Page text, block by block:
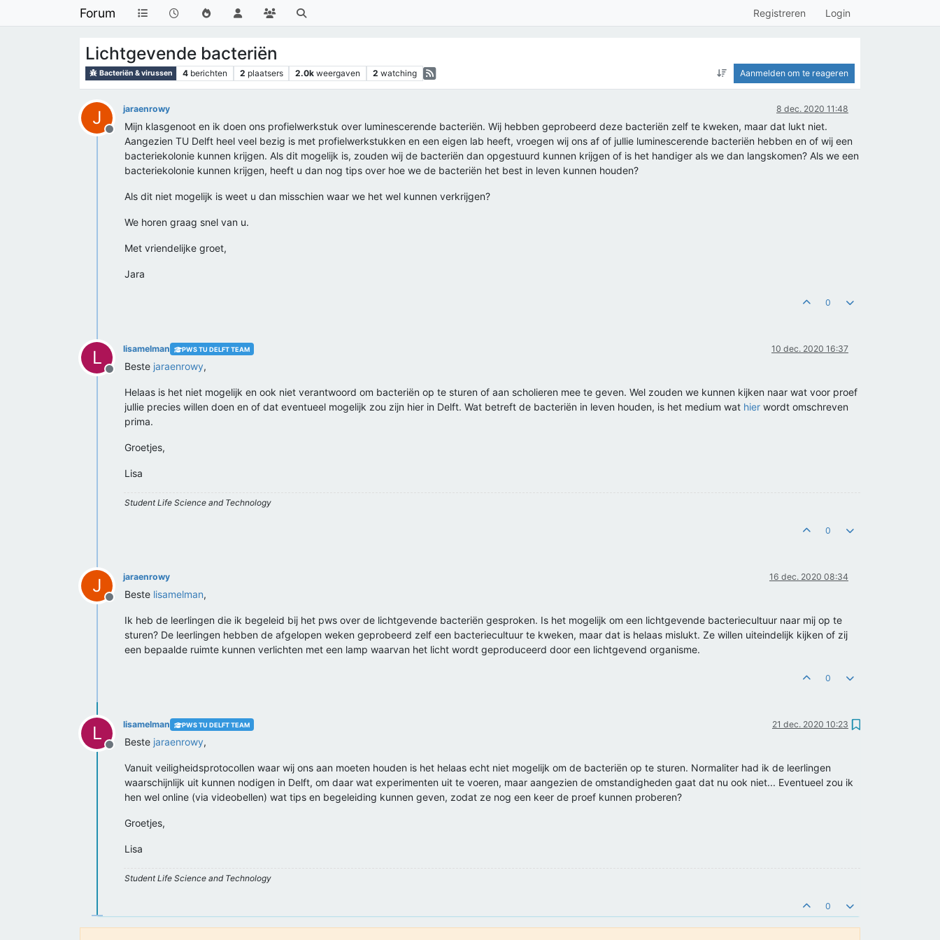
Forum Registreren Login
Lichtgevende bacteriën
Bacteriën & virussen 4 berichten 2 plaatsers 2.0k weergaven 2 watching Aanmelden om te reageren
J
Offline
jaraenrowy 8 dec. 2020 11:48
Mijn klasgenoot en ik doen ons profielwerkstuk over luminescerende bacteriën. Wij hebben geprobeerd deze bacteriën zelf te kweken, maar dat lukt niet.
Aangezien TU Delft heel veel bezig is met profielwerkstukken en een eigen lab heeft, vroegen wij ons af of jullie luminescerende bacteriën hebben en of wij een
bacteriekolonie kunnen krijgen. Als dit mogelijk is, zouden wij de bacteriën dan opgestuurd kunnen krijgen of is het handiger als we dan langskomen? Als we een
bacteriekolonie kunnen krijgen, heeft u dan nog tips over hoe we de bacteriën het best in leven kunnen houden?
Als dit niet mogelijk is weet u dan misschien waar we het wel kunnen verkrijgen?
We horen graag snel van u.
Met vriendelijke groet,
Jara
0
L
Offline
lisamelman PWS TU DELFT TEAM 10 dec. 2020 16:37
Beste jaraenrowy,
Helaas is het niet mogelijk en ook niet verantwoord om bacteriën op te sturen of aan scholieren mee te geven. Wel zouden we kunnen kijken naar wat voor proef
jullie precies willen doen en of dat eventueel mogelijk zou zijn hier in Delft. Wat betreft de bacteriën in leven houden, is het medium wat hier wordt omschreven
prima.
Groetjes,
Lisa
Student Life Science and Technology
0
J
Offline
jaraenrowy 16 dec. 2020 08:34
Beste lisamelman,
Ik heb de leerlingen die ik begeleid bij het pws over de lichtgevende bacteriën gesproken. Is het mogelijk om een lichtgevende bacteriecultuur naar mij op te
sturen? De leerlingen hebben de afgelopen weken geprobeerd zelf een bacteriecultuur te kweken, maar dat is helaas mislukt. Ze willen uiteindelijk kijken of zij
een bepaalde ruimte kunnen verlichten met een lamp waarvan het licht wordt geproduceerd door een lichtgevend organisme.
0
L
Offline
lisamelman PWS TU DELFT TEAM 21 dec. 2020 10:23
Beste jaraenrowy,
Vanuit veiligheidsprotocollen waar wij ons aan moeten houden is het helaas echt niet mogelijk om de bacteriën op te sturen. Normaliter had ik de leerlingen
waarschijnlijk uit kunnen nodigen in Delft, om daar wat experimenten uit te voeren, maar aangezien de omstandigheden gaat dat nu ook niet... Eventueel zou ik
hen wel online (via videobellen) wat tips en begeleiding kunnen geven, zodat ze nog een keer de proef kunnen proberen?
Groetjes,
Lisa
Student Life Science and Technology
0